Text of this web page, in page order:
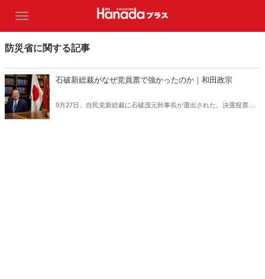
防災省に関する記事
石破新総裁がなぜ党員票で強かったのか｜和田政宗
9月27日、自民党新総裁に石破茂元幹事長が選出された。決選投票で